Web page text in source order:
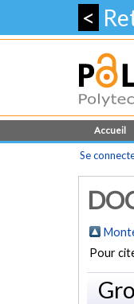
<
Accueil
Se
Pour